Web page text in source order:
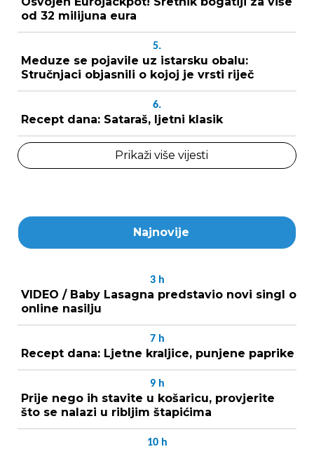
od 32 milijuna eura
5.
Meduze se pojavile uz istarsku obalu:
Stručnjaci objasnili o kojoj je vrsti riječ
6.
Recept dana: Sataraš, ljetni klasik
Prikaži više vijesti
Najnovije
3 h
VIDEO / Baby Lasagna predstavio novi singl o
online nasilju
7 h
Recept dana: Ljetne kraljice, punjene paprike
9 h
Prije nego ih stavite u košaricu, provjerite
što se nalazi u ribljim štapićima
10 h